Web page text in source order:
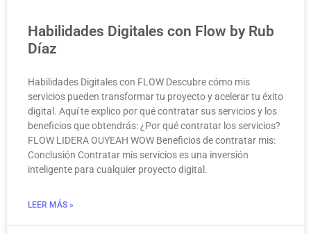
Habilidades Digitales con Flow by Rub
Díaz
Habilidades Digitales con FLOW Descubre cómo mis
servicios pueden transformar tu proyecto y acelerar tu éxito
digital. Aquí te explico por qué contratar sus servicios y los
beneficios que obtendrás: ¿Por qué contratar los servicios?
FLOW LIDERA OUYEAH WOW Beneficios de contratar mis:
Conclusión Contratar mis servicios es una inversión
inteligente para cualquier proyecto digital.
LEER MÁS »